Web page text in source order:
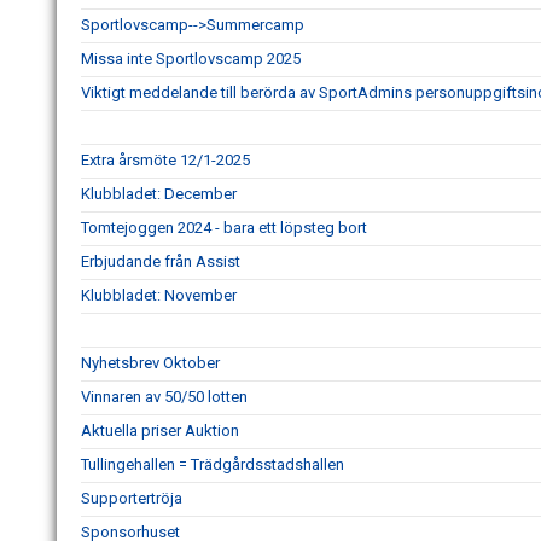
Sportlovscamp-->Summercamp
Missa inte Sportlovscamp 2025
Viktigt meddelande till berörda av SportAdmins
Extra årsmöte 12/1-2025
Klubbladet: December
Tomtejoggen 2024 - bara ett löpsteg bort
Erbjudande från Assist
Klubbladet: November
Nyhetsbrev Oktober
Vinnaren av 50/50 lotten
Aktuella priser Auktion
Tullingehallen = Trädgårdsstadshallen
Supportertröja
Sponsorhuset